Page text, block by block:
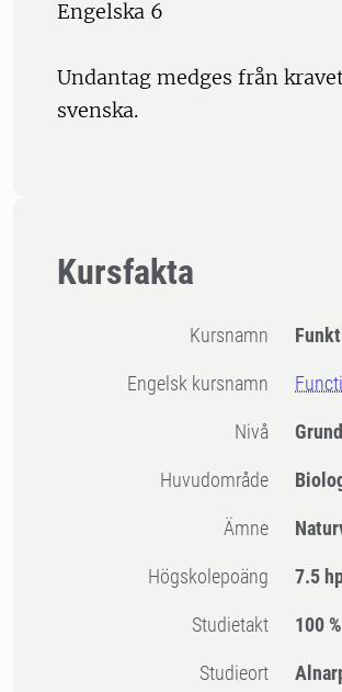
Engelska 6
Undantag medges från
svenska.
Kursfakta
Kursnamn
Engelsk kursnamn
Nivå
Huvudområde
Ämne
högskolepoäng 7.5
Studietakt 100 %
Studieort